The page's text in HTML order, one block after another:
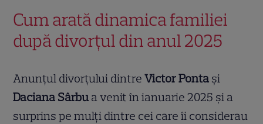
Cum arată dinamica familiei
după divorțul din anul 2025
Anunțul divorțului dintreVictor Ponta și
Daciana Sârbu a venit în ianuarie 2025 și a
surprins pe mulți dintre cei care îi considerau